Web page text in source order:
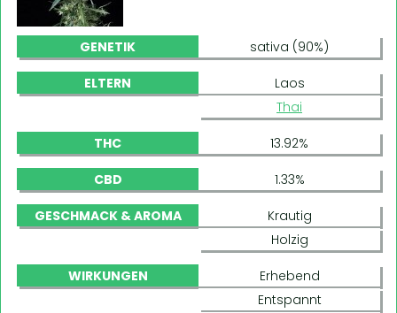
GENETIK sativa (90%)
ELTERN
Laos
Thai
THC 13.92%
CBD 1.33%
GESCHMACK & AROMA
Krautig
Holzig
WIRKUNGEN
Erhebend
Entspannt